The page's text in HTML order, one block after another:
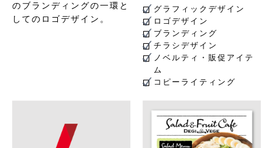
のブランディングの一環と
してのロゴデザイン。
グラフィックデザイン
ロゴデザイン
ブランディング
チラシデザイン
ノベルティ・販促アイテ
ム
コピーライティング